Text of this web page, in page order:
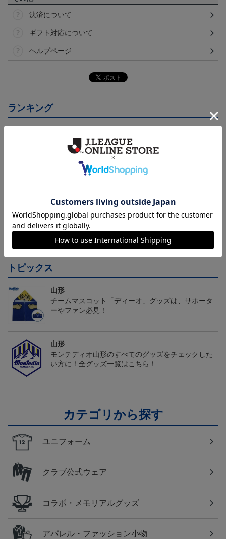
決済について
ギフト対応について
ヘルプページ
ランキング
モンテディオ山形 ピカ
チュウ タオルマフラー
26/27オーセンティックユ
ニフォーム半袖（FP1st）
18,700円～23,760円
モンテディオ山形 ツン
ベアー タオルマフラー
2,500円
トピックス
山形
チームマスコット「ディーオ」グッズは、サポータ
ーやファン必見！
山形
モンテディオ山形のすべてのグッズをチェックした
い方に！全グッズ一覧はこちら！
カテゴリから探す
ユニフォーム
クラブ公式ウェア
コラボ・メモリアルグッズ
アパレル・ファッション小物